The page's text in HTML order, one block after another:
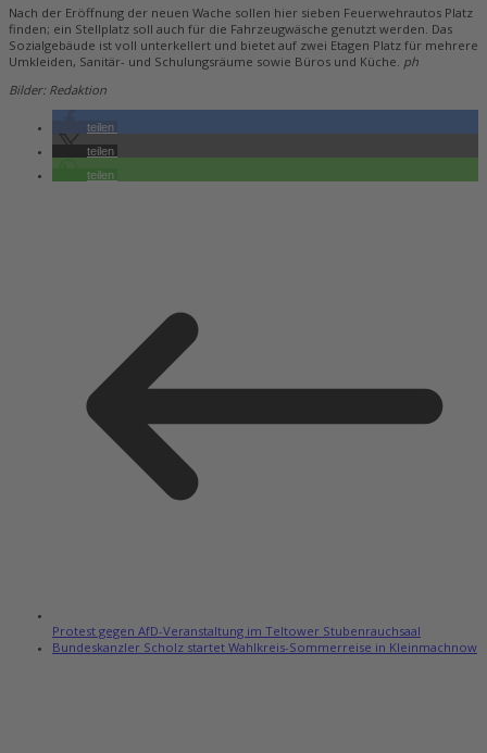
Nach der Eröffnung der neuen Wache sollen hier sieben Feuerwehrautos Platz
finden; ein Stellplatz soll auch für die Fahrzeugwäsche genutzt werden. Das
Sozialgebäude ist voll unterkellert und bietet auf zwei Etagen Platz für mehrere
Umkleiden, Sanitär- und Schulungsräume sowie Büros und Küche. ph
Bilder: Redaktion
teilen
teilen
teilen
Protest gegen AfD-Veranstaltung im Teltower Stubenrauchsaal
Bundeskanzler Scholz startet Wahlkreis-Sommerreise in Kleinmachnow